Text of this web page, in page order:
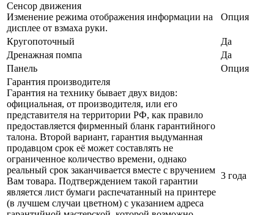
Сенсор движения
Изменение режима отображения информации на
дисплее от взмаха руки.
Опция
Кругопоточный
Да
Дренажная помпа
Да
Панель
Опция
Гарантия производителя
Гарантия на технику бывает двух видов:
официальная, от производителя, или его
представителя на территории РФ, как правило
предоставляется фирменный бланк гарантийного
талона. Второй вариант, гарантия выдуманная
продавцом срок её может составлять не
ограниченное количество времени, однако
реальный срок заканчивается вместе с вручением
Вам товара. Подтверждением такой гарантии
является лист бумаги распечатанный на принтере
(в лучшем случаи цветном) с указанием адреса
3 года